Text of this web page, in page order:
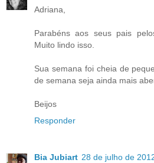
Adriana,
Parabéns aos seus pais
Muito lindo isso.
Sua semana foi cheia de
de semana seja ainda mais
Beijos
Responder
Bia Jubiart 28 de julho de